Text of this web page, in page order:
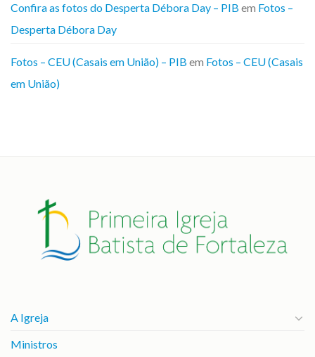
Confira as fotos do Desperta Débora Day – PIB em Fotos –
Desperta Débora Day
Fotos – CEU (Casais em União) – PIB em Fotos – CEU (Casais
em União)
A Igreja
Ministros